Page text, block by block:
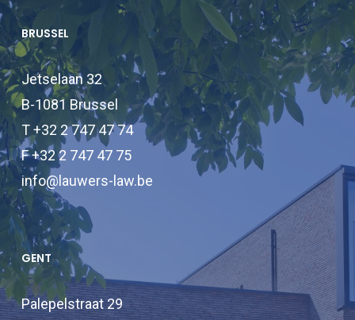
BRUSSEL
Jetselaan 32
B-1081 Brussel
T +32 2 747 47 74
F +32 2 747 47 75
info@lauwers-law.be
GENT
Palepelstraat 29